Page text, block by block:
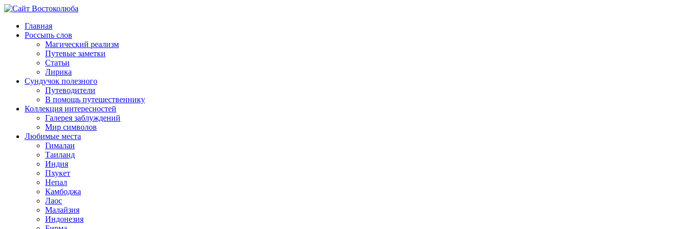
Главная
Россыпь слов
Магический реализм
Путевые заметки
Статьи
Лирика
Сундучок полезного
Путеводители
В помощь путешественнику
Коллекция интересностей
Галерея заблуждений
Мир символов
Любимые места
Гималаи
Таиланд
Индия
Пхукет
Непал
Камбоджа
Лаос
Малайзия
Индонезия